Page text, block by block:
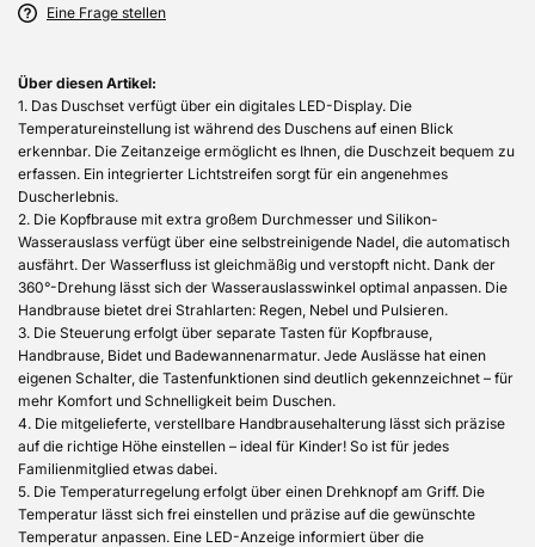
Eine Frage stellen
Über diesen Artikel:
1. Das Duschset verfügt über ein digitales LED-Display. Die
Temperatureinstellung ist während des Duschens auf einen Blick
erkennbar. Die Zeitanzeige ermöglicht es Ihnen, die Duschzeit bequem zu
erfassen. Ein integrierter Lichtstreifen sorgt für ein angenehmes
Duscherlebnis.
2. Die Kopfbrause mit extra großem Durchmesser und Silikon-
Wasserauslass verfügt über eine selbstreinigende Nadel, die automatisch
ausfährt. Der Wasserfluss ist gleichmäßig und verstopft nicht. Dank der
360°-Drehung lässt sich der Wasserauslasswinkel optimal anpassen. Die
Handbrause bietet drei Strahlarten: Regen, Nebel und Pulsieren.
3. Die Steuerung erfolgt über separate Tasten für Kopfbrause,
Handbrause, Bidet und Badewannenarmatur. Jede Auslässe hat einen
eigenen Schalter, die Tastenfunktionen sind deutlich gekennzeichnet – für
mehr Komfort und Schnelligkeit beim Duschen.
4. Die mitgelieferte, verstellbare Handbrausehalterung lässt sich präzise
auf die richtige Höhe einstellen – ideal für Kinder! So ist für jedes
Familienmitglied etwas dabei.
5. Die Temperaturregelung erfolgt über einen Drehknopf am Griff. Die
Temperatur lässt sich frei einstellen und präzise auf die gewünschte
Temperatur anpassen. Eine LED-Anzeige informiert über die